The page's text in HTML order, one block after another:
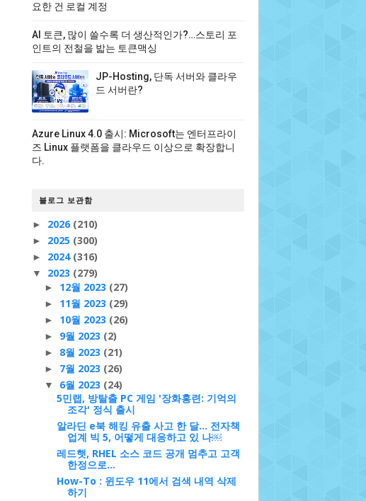
요한 건 로컬 계정
AI 토큰, 많이 쓸수록 더 생산적인가?…스토리 포
인트의 전철을 밟는 토큰맥싱
JP-Hosting, 단독 서버와 클라우
드 서버란?
Azure Linux 4.0 출시: Microsoft는 엔터프라이
즈 Linux 플랫폼을 클라우드 이상으로 확장합니
다.
블로그 보관함
► 2026 (210)
► 2025 (300)
► 2024 (316)
▼ 2023 (279)
► 12월 2023 (27)
► 11월 2023 (29)
► 10월 2023 (26)
► 9월 2023 (2)
► 8월 2023 (21)
► 7월 2023 (26)
▼ 6월 2023 (24)
5민랩, 방탈출 PC 게임 '장화홍련: 기억의
조각' 정식 출시
알라딘 e북 해킹 유출 사고 한 달... 전자책
업계 빅 5, 어떻게 대응하고 있 나￼
레드햇, RHEL 소스 코드 공개 멈추고 고객
한정으로…
How-To : 윈도우 11에서 검색 내역 삭제
하기